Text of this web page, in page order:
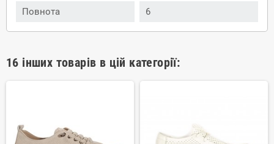
Повнота 6
16 інших товарів в цій категорії: